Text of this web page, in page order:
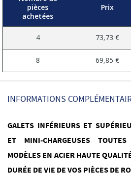
pièces
achetées
Prix
4 73,73 €
8 69,85 €
INFORMATIONS
GALETS INFÉRIEURS ET
ET MINI-CHARGEUSES
MODÈLES EN ACIER HAUTE
DURÉE DE VIE DE VOS PIÈCES DE